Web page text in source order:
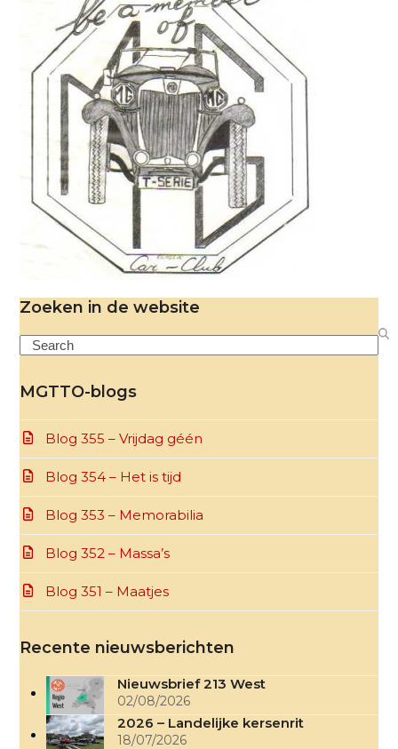
Zoeken in de website
Search
MGTTO-blogs
Blog 355 – Vrijdag géén
Blog 354 – Het is tijd
Blog 353 – Memorabilia
Blog 352 – Massa’s
Blog 351 – Maatjes
Recente nieuwsberichten
Nieuwsbrief 213 West
02/08/2026
2026 – Landelijke kersenrit
18/07/2026